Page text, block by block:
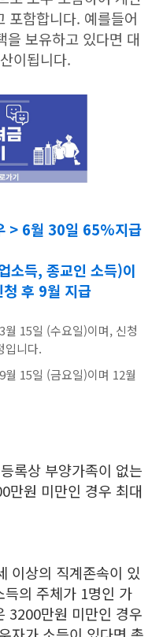
포함합니다. 예를들어
을 보유하고 있다면 대
이됩니다.
> 6월 30일 65%지급
소득, 종교인 소득)이
후 9월 지급
15일 (수요일)이며, 신청
입니다.
15일 (금요일)이며 12월
록상 부양가족이 없는
만원 미만인 경우 최대
이상의 직계존속이 있
의 주체가 1명인 가
3200만원 미만인 경우